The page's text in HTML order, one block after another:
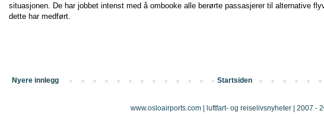
situasjonen. De har jobbet intenst med å ombooke alle berørte passasjerer til alternative
dette har medført.
Nyere innlegg Startsiden
www.osloairports.com | luftfart- og reiselivsnyheter | 2007 -